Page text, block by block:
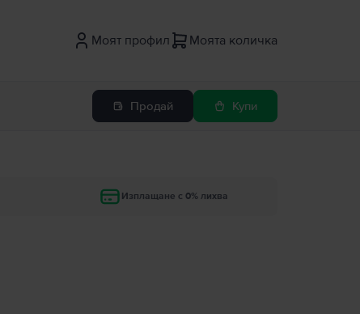
Моят профил Моята количка
Продай Купи
Изплащане с 0% лихва